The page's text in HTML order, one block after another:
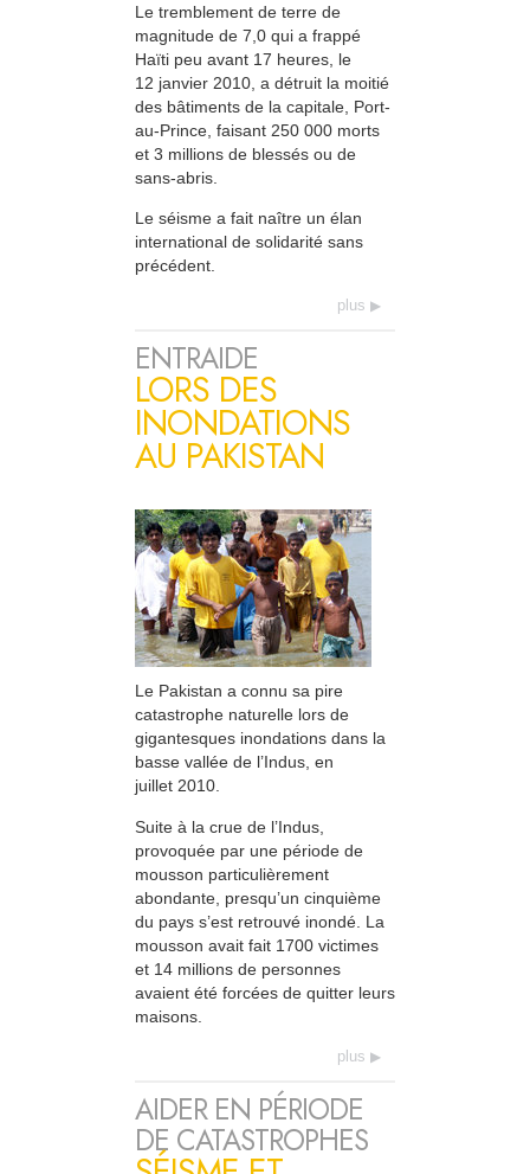
Le tremblement de terre de
magnitude de 7,0 qui a frappé
Haïti peu avant 17 heures, le
12 janvier 2010, a détruit la moitié
des bâtiments de la capitale, Port-
au-Prince, faisant 250 000 morts
et 3 millions de blessés ou de
sans-abris.
Le séisme a fait naître un élan
international de solidarité sans
précédent.
plus
ENTRAIDE
LORS DES
INONDATIONS
AU PAKISTAN
Le Pakistan a connu sa pire
catastrophe naturelle lors de
gigantesques inondations dans la
basse vallée de l’Indus, en
juillet 2010.
Suite à la crue de l’Indus,
provoquée par une période de
mousson particulièrement
abondante, presqu’un cinquième
du pays s’est retrouvé inondé. La
mousson avait fait 1700 victimes
et 14 millions de personnes
avaient été forcées de quitter leurs
maisons.
plus
AIDER EN PÉRIODE
DE CATASTROPHES